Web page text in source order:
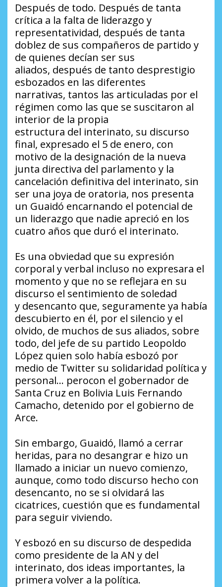
Después de todo. Después de tanta
crítica a la falta de liderazgo y
representatividad, después de tanta
doblez de sus compañeros de partido y
de quienes decían ser sus
aliados, después de tanto desprestigio
esbozados en las diferentes
narrativas, tantos las articuladas por el
régimen como las que se suscitaron al
interior de la propia
estructura del interinato, su discurso
final, expresado el 5 de enero, con
motivo de la designación de la nueva
junta directiva del parlamento y la
cancelación definitiva del interinato, sin
ser una joya de oratoria, nos presenta
un Guaidó encarnando el potencial de
un liderazgo que nadie apreció en los
cuatro años que duró el interinato.
Es una obviedad que su expresión
corporal y verbal incluso no expresara el
momento y que no se reflejara en su
discurso el sentimiento de soledad
y desencanto que, seguramente ya había
descubierto en él, por el silencio y el
olvido, de muchos de sus aliados, sobre
todo, del jefe de su partido Leopoldo
López quien solo había esbozó por
medio de Twitter su solidaridad política y
personal… perocon el gobernador de
Santa Cruz en Bolivia Luis Fernando
Camacho, detenido por el gobierno de
Arce.
Sin embargo, Guaidó, llamó a cerrar
heridas, para no desangrar e hizo un
llamado a iniciar un nuevo comienzo,
aunque, como todo discurso hecho con
desencanto, no se si olvidará las
cicatrices, cuestión que es fundamental
para seguir viviendo.
Y esbozó en su discurso de despedida
como presidente de la AN y del
interinato, dos ideas importantes, la
primera volver a la política.